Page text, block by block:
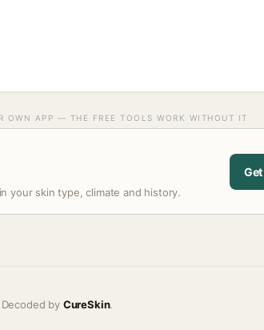
OWN APP — THE FREE TOOLS WORK WITHOUT IT
your skin type, climate and history.
Decoded by CureSkin.